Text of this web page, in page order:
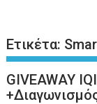
Ετικέτα:
GIVEAWAY